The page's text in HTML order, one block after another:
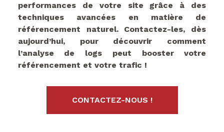
performances de votre site grâce à des
techniques avancées en matière de
référencement naturel. Contactez-les, dès
aujourd’hui, pour découvrir comment
l’analyse de logs peut booster votre
référencement et votre trafic !
CONTACTEZ-NOUS !